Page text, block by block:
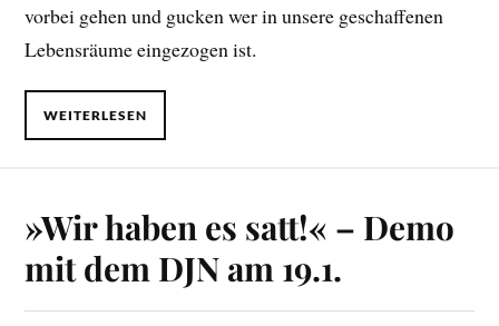
vorbei gehen und gucken wer in unsere geschaffenen
Lebensräume eingezogen ist.
WEITERLESEN
»Wir haben es satt!« – Demo
mit dem DJN am 19.1.